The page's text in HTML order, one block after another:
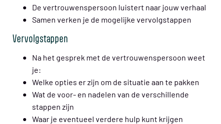
De vertrouwenspersoon luistert naar jouw verhaal
Samen verken je de mogelijke vervolgstappen
Vervolgstappen
Na het gesprek met de vertrouwenspersoon weet
je:
Welke opties er zijn om de situatie aan te pakken
Wat de voor- en nadelen van de verschillende
stappen zijn
Waar je eventueel verdere hulp kunt krijgen